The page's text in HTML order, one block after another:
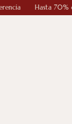
Hasta 70% off / 3